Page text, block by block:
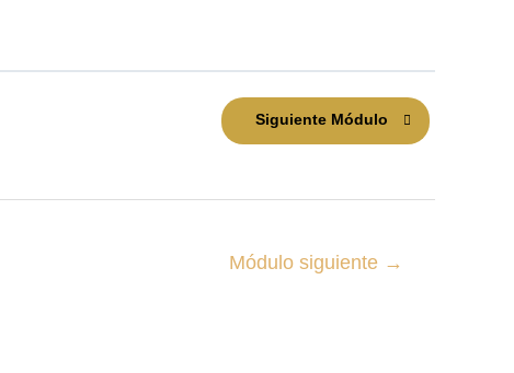
Siguiente Módulo
Módulo siguiente →